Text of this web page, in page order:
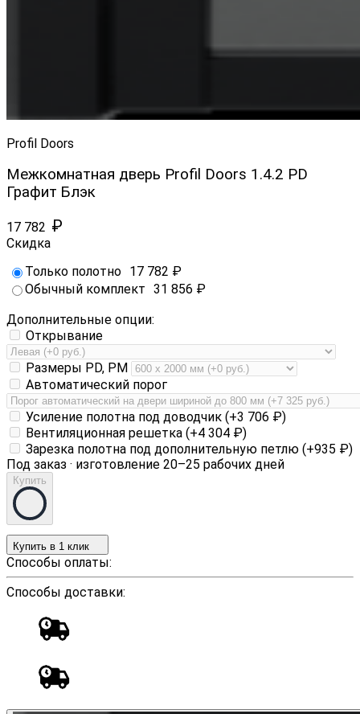
Profil Doors
Межкомнатная дверь Profil Doors 1.4.2 PD
Графит Блэк
17 782 ₽
Скидка
Только полотно 17 782 ₽
Обычный комплект 31 856 ₽
Дополнительные опции:
Открывание
Размеры PD, PM
Автоматический порог
Усиление полотна под доводчик (+3 706 ₽)
Вентиляционная решетка (+4 304 ₽)
Зарезка полотна под дополнительную петлю (+935 ₽)
Под заказ · изготовление 20–25 рабочих дней
Купить
Купить в 1 клик
Способы оплаты:
Способы доставки: